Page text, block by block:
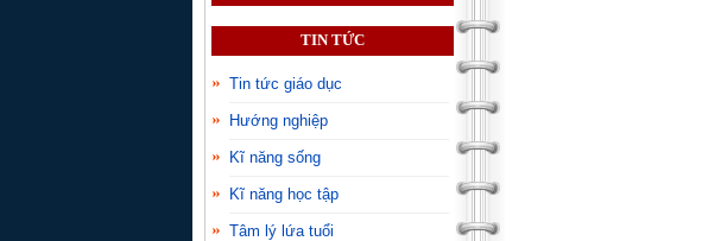
TIN TỨC
Tin tức giáo dục
Hướng nghiệp
Kĩ năng sống
Kĩ năng học tập
Tâm lý lứa tuổi